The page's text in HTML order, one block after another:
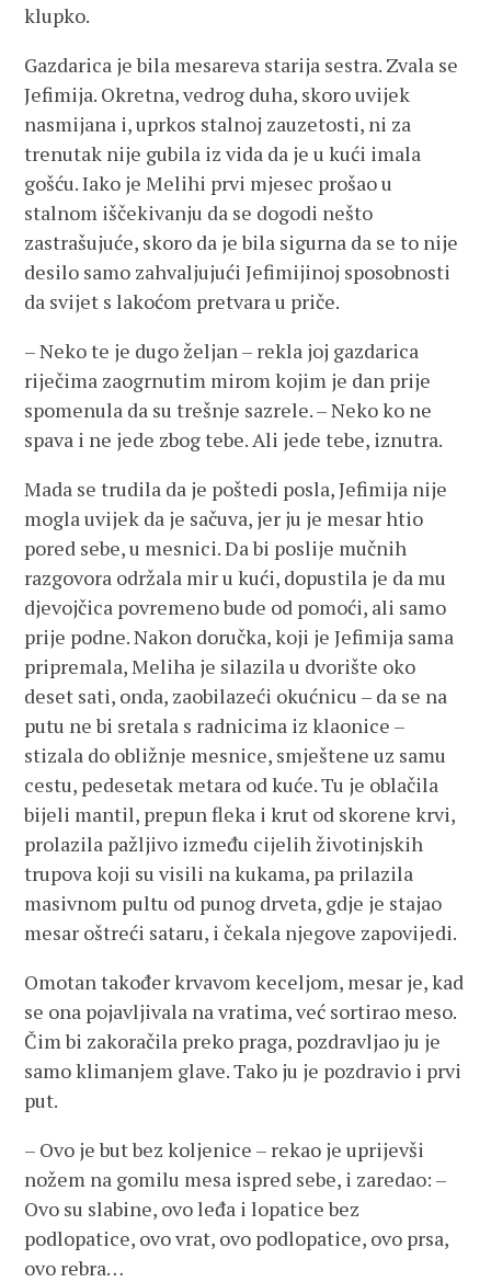
klupko.
Gazdarica je bila mesareva starija sestra. Zvala se
Jefimija. Okretna, vedrog duha, skoro uvijek
nasmijana i, uprkos stalnoj zauzetosti, ni za
trenutak nije gubila iz vida da je u kući imala
gošću. Iako je Melihi prvi mjesec prošao u
stalnom iščekivanju da se dogodi nešto
zastrašujuće, skoro da je bila sigurna da se to nije
desilo samo zahvaljujući Jefimijinoj sposobnosti
da svijet s lakoćom pretvara u priče.
– Neko te je dugo željan – rekla joj gazdarica
riječima zaogrnutim mirom kojim je dan prije
spomenula da su trešnje sazrele. – Neko ko ne
spava i ne jede zbog tebe. Ali jede tebe, iznutra.
Mada se trudila da je poštedi posla, Jefimija nije
mogla uvijek da je sačuva, jer ju je mesar htio
pored sebe, u mesnici. Da bi poslije mučnih
razgovora održala mir u kući, dopustila je da mu
djevojčica povremeno bude od pomoći, ali samo
prije podne. Nakon doručka, koji je Jefimija sama
pripremala, Meliha je silazila u dvorište oko
deset sati, onda, zaobilazeći okućnicu – da se na
putu ne bi sretala s radnicima iz klaonice –
stizala do obližnje mesnice, smještene uz samu
cestu, pedesetak metara od kuće. Tu je oblačila
bijeli mantil, prepun fleka i krut od skorene krvi,
prolazila pažljivo između cijelih životinjskih
trupova koji su visili na kukama, pa prilazila
masivnom pultu od punog drveta, gdje je stajao
mesar oštreći sataru, i čekala njegove zapovijedi.
Omotan također krvavom keceljom, mesar je, kad
se ona pojavljivala na vratima, već sortirao meso.
Čim bi zakoračila preko praga, pozdravljao ju je
samo klimanjem glave. Tako ju je pozdravio i prvi
put.
– Ovo je but bez koljenice – rekao je uprijevši
nožem na gomilu mesa ispred sebe, i zaredao: –
Ovo su slabine, ovo leđa i lopatice bez
podlopatice, ovo vrat, ovo podlopatice, ovo prsa,
ovo rebra…